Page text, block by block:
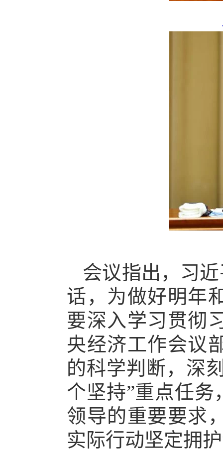
会议指出，习
话，为做好明年
要深入学习贯彻
央经济工作会议
的科学判断，深
个坚持”重点任
领导的重要要求
实际行动坚定拥